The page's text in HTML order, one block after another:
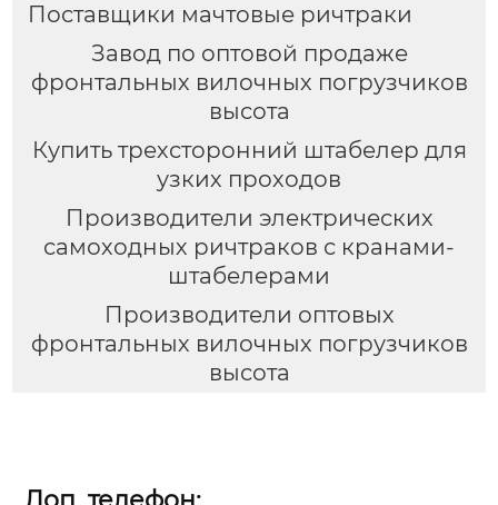
Поставщики мачтовые ричтраки
Завод по оптовой продаже
фронтальных вилочных погрузчиков
высота
Купить трехсторонний штабелер для
узких проходов
Производители электрических
самоходных ричтраков с кранами-
штабелерами
Производители оптовых
фронтальных вилочных погрузчиков
высота